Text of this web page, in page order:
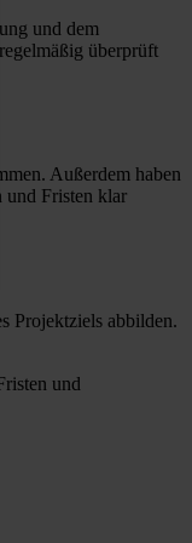
und dem
überprüft
Außerdem haben
und Fristen klar
Projektziels abbilden.
und